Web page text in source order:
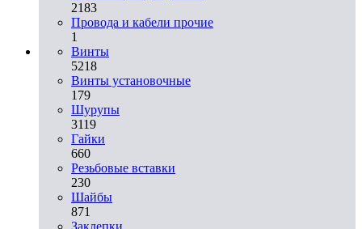
2183
Провода и кабели прочие
1
Винты
5218
Винты установочные
179
Шурупы
3119
Гайки
660
Резьбовые вставки
230
Шайбы
871
Заклепки